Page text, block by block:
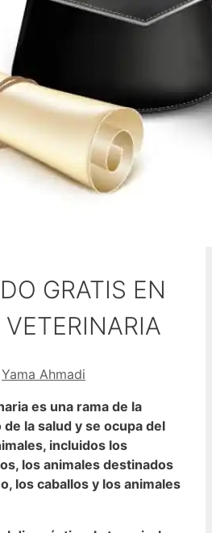
GRATIS EN
Yama Ahmadi
es una rama de la
la salud y se ocupa del
incluidos los
los animales destinados
los caballos y los animales